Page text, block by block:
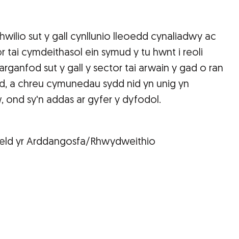
sut y gall cynllunio lleoedd cynaliadwy ac
tai cymdeithasol ein symud y tu hwnt i reoli
sut y gall y sector tai arwain y gad o ran
a chreu cymunedau sydd nid yn unig yn
ond sy'n addas ar gyfer y dyfodol.
yr Arddangosfa/Rhwydweithio